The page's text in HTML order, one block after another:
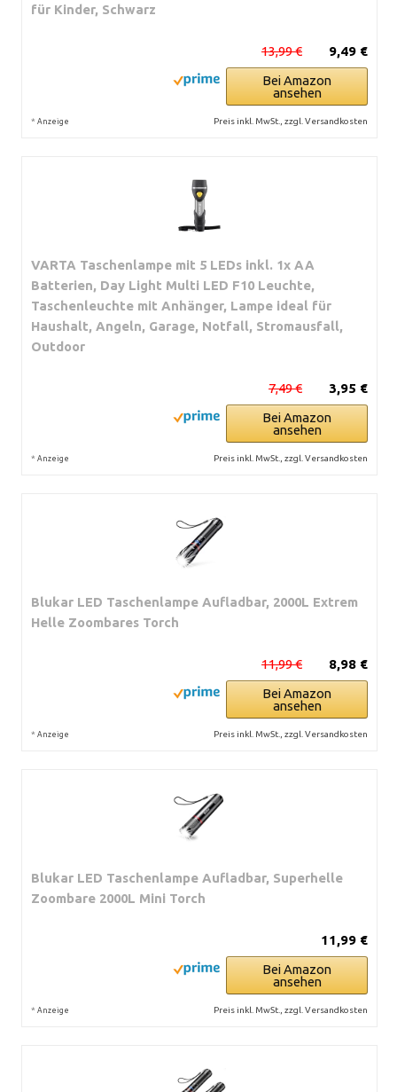
für Kinder, Schwarz
9,49 €
13,99 €
Bei Amazon
ansehen
* Anzeige Preis inkl. MwSt., zzgl. Versandkosten
VARTA Taschenlampe mit 5 LEDs inkl. 1x AA
Batterien, Day Light Multi LED F10 Leuchte,
Taschenleuchte mit Anhänger, Lampe ideal für
Haushalt, Angeln, Garage, Notfall, Stromausfall,
Outdoor
3,95 €
7,49 €
Bei Amazon
ansehen
* Anzeige Preis inkl. MwSt., zzgl. Versandkosten
Blukar LED Taschenlampe Aufladbar, 2000L Extrem
Helle Zoombares Torch
8,98 €
11,99 €
Bei Amazon
ansehen
* Anzeige Preis inkl. MwSt., zzgl. Versandkosten
Blukar LED Taschenlampe Aufladbar, Superhelle
Zoombare 2000L Mini Torch
11,99 €
Bei Amazon
ansehen
* Anzeige Preis inkl. MwSt., zzgl. Versandkosten